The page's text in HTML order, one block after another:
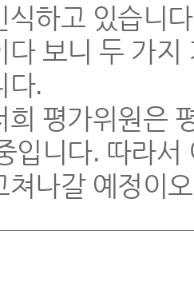
식하고 있습니
다 보니 두 가
다.
희 평가위원은
입니다. 따라
쳐나갈 예정이